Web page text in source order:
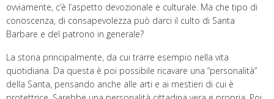
ovviamente, c’è l’aspetto devozionale e culturale. Ma che tipo di
conoscenza, di consapevolezza può darci il culto di Santa
Barbare e del patrono in generale?
La storia principalmente, da cui trarre esempio nella vita
quotidiana. Da questa è poi possibile ricavare una “personalità”
della Santa, pensando anche alle arti e ai mestieri di cui è